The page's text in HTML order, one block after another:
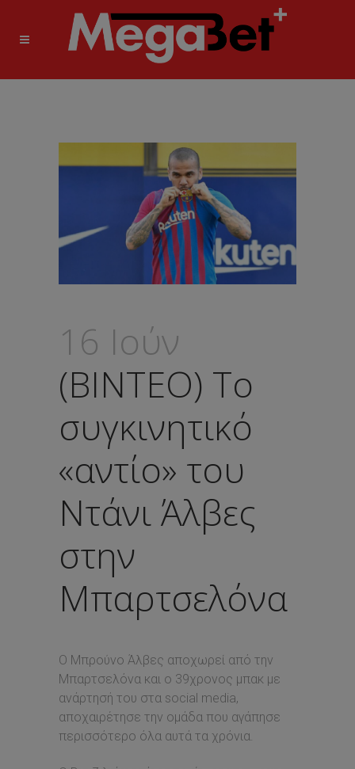
16 Ιούν
(ΒΙΝΤΕΟ) Το
συγκινητικό
«αντίο» του
Ντάνι Άλβες
στην
Μπαρτσελόνα
Ο Μπρούνο Άλβες αποχωρεί από την
Μπαρτσελόνα και ο 39χρονος μπακ με
ανάρτησή του στα social media,
αποχαιρέτησε την ομάδα που αγάπησε
περισσότερο όλα αυτά τα χρόνια.